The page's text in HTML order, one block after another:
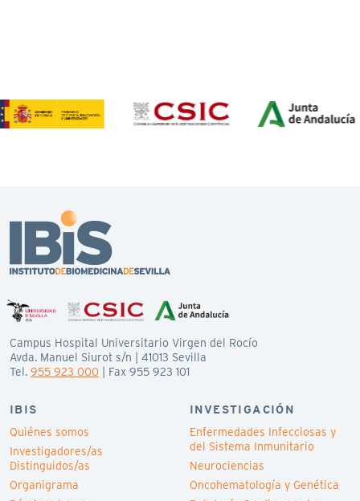
Campus Hospital Universitario Virgen del Rocío
Avda. Manuel Siurot s/n | 41013 Sevilla
Tel. 955 923 000 | Fax 955 923 101
IBIS
Quiénes somos
Investigadores/as
Distinguidos/as
Organigrama
INVESTIGACIÓN
Enfermedades Infecciosas y
del Sistema Inmunitario
Neurociencias
Oncohematología y Genética